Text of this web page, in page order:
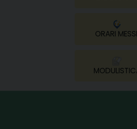
ORARI